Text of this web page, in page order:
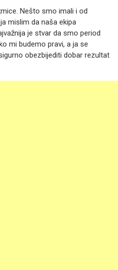
Nešto smo imali i od
mislim da naša ekipa
je stvar da smo period
mi budemo pravi, a ja se
obezbijediti dobar rezultat